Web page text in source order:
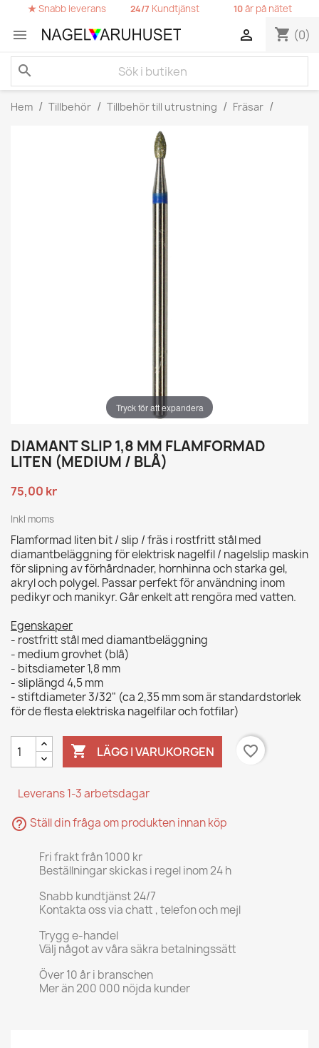
★Snabb leverans 24/7 Kundtjänst 10år på nätet
 shopping_cart (0)

search
Hem Tillbehör Tillbehör till utrustning Fräsar
Tryck för att expandera
DIAMANT SLIP 1,8 MM FLAMFORMAD
LITEN (MEDIUM / BLÅ)
75,00 kr
Inkl moms
Flamformad liten bit / slip / fräs i rostfritt stål med
diamantbeläggning för elektrisk nagelfil / nagelslip maskin
för slipning av förhårdnader, hornhinna och starka gel,
akryl och polygel. Passar perfekt för användning inom
pedikyr och manikyr. Går enkelt att rengöra med vatten.
Egenskaper
- rostfritt stål med diamantbeläggning
- medium grovhet (blå)
- bitsdiameter 1,8 mm
- sliplängd 4,5 mm
-stiftdiameter 3/32" (ca 2,35 mm som är standardstorlek
för de flesta elektriska nagelfilar och fotfilar)
 LÄGG I VARUKORGEN favorite_border
Leverans 1-3 arbetsdagar
help_outline Ställ din fråga om produkten innan köp
Fri frakt från 1000 kr
Beställningar skickas i regel inom 24 h
Snabb kundtjänst 24/7
Kontakta oss via chatt , telefon och mejl
Trygg e-handel
Välj något av våra säkra betalningssätt
Över 10 år i branschen
Mer än 200 000 nöjda kunder